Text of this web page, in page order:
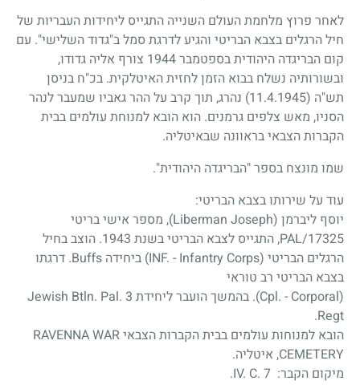
לאחר פרוץ מלחמת העולם השנייה התגייס ליחידות העבריות של
חיל הרגלים בצבא הבריטי והגיע לדרגת סמל ב"גדוד השלישי". עם
קום הבריגדה היהודית בספטמבר1944 צורף אליה גדודו,
ובשורותיה נשלח בבוא הזמן לחזית האיטלקית. בכ"ח בניסן
תש"ה (11.4.1945)
נהרג, תוך קרב על ההר גאביו שמעבר לנהר
הסניו, מאש צלפים גרמנים. הוא הובא למנוחת עולמים בבית
הקברות הצבאי בראוונה שבאיטליה.
שמו מונצח בספר "הבריגדה היהודית".
עוד על שירותו בצבא הבריטי:
יוסף ליברמן (Liberman Joseph), מספר אישי בריטי
PAL/17325, התגייס לצבא הבריטי בשנת 1943. הוצב בחיל
הרגלים הבריטי (INF. - Infantry Corps) ביחידה Buffs. דרגתו
בצבא הבריטי רב טוראי
(Cpl. - Corporal). בהמשך הועבר ליחידת 3 Jewish Btln. Pal.
Regt.
הובא למנוחות עולמים בבית הקברות הצבאי RAVENNA WAR
CEMETERY, איטליה.
מיקום הקבר: IV. C. 7.